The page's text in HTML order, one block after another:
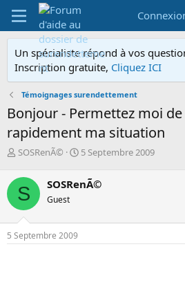
Un spécialiste répond à vos
Inscription gratuite, Cliquez ICI
Témoignages surendettement
Bonjour - Permettez moi
rapidement ma situation
A
t
e
u
r
d
e
SOSRenÃ©
D
e
d
5 Septembre 2009
S SOSRenÃ©
Guest
5 Septembre 2009